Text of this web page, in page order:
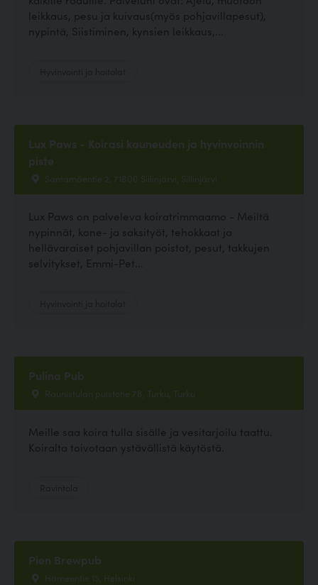
leikkaus, pesu ja kuivaus(myös pohjavillapesut),
nypintä, Siistiminen, kynsien leikkaus,...
Lux Paws - Koirasi kauneuden ja hyvinvoinnin
piste
Santamäentie 2, 71800 Siilinjärvi, Siilinjärvi
Lux Paws on palveleva koiratrimmaamo - Meiltä
nypinnät, kone- ja saksityöt, tehokkaat ja
hellävaraiset pohjavillan poistot, pesut, takkujen
selvitykset, Emmi-Pet...
Pulina Pub
Raunistulan puistotie 78, Turku, Turku
Meille saa koira tulla sisälle ja vesitarjoilu taattu.
Koiralta toivotaan ystävällistä käytöstä.
Pien Brewpub
Hämeentie 15, Helsinki